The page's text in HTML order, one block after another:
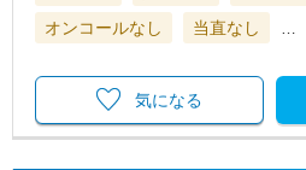
オンコールなし
当直なし …
気になる